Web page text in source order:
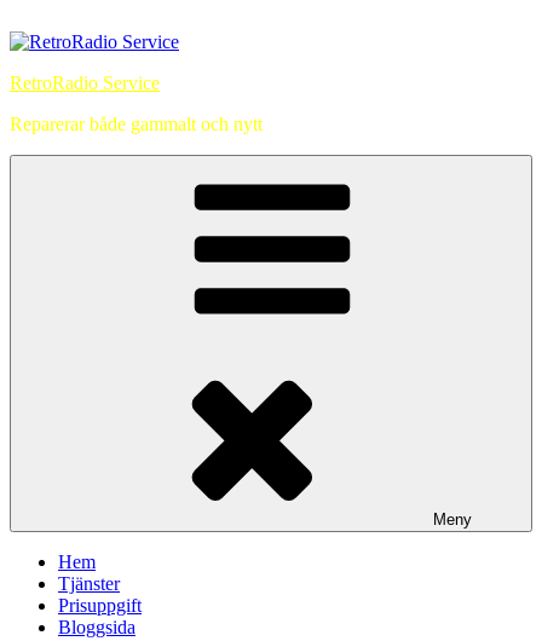
till
RetroRadio Service
Reparerar både gammalt och nytt
Meny
Hem
Tjänster
Prisuppgift
Bloggsida